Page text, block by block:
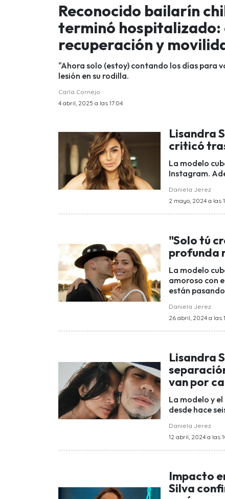
Reconocido bailarín
terminó hospitalizado:
recuperación y
"Ahora solo (estoy) contando los días para
lesión en su rodilla.
Carla Cornejo
4 abril, 2025 a las 17:04
Lisandra
criticó
La modelo
Instagram.
Daniela Jerez
2 mayo, 2024 a las
"Solo tú
profunda
La modelo
amoroso con
están
Daniela Jerez
26 abril, 2024 a las
Lisandra
van por
La modelo y
desde hace
Daniela Jerez
12 abril, 2024 a las
Impacto
Silva